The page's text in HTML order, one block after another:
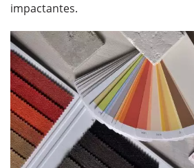
impactantes.